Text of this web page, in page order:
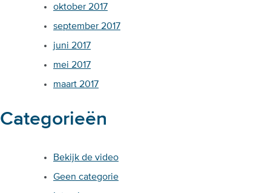
oktober 2017
september 2017
juni 2017
mei 2017
maart 2017
Categorieën
Bekijk de video
Geen categorie